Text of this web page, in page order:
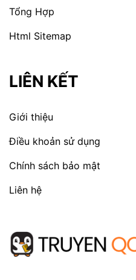
Tổng Hợp
Html Sitemap
LIÊN KẾT
Giới thiệu
Điều khoản sử dụng
Chính sách bảo mật
Liên hệ